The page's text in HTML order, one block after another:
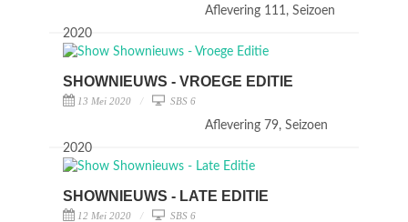
Aflevering 111, Seizoen
2020
SHOWNIEUWS - VROEGE EDITIE
13 Mei 2020 SBS 6
Aflevering 79, Seizoen
2020
SHOWNIEUWS - LATE EDITIE
12 Mei 2020 SBS 6